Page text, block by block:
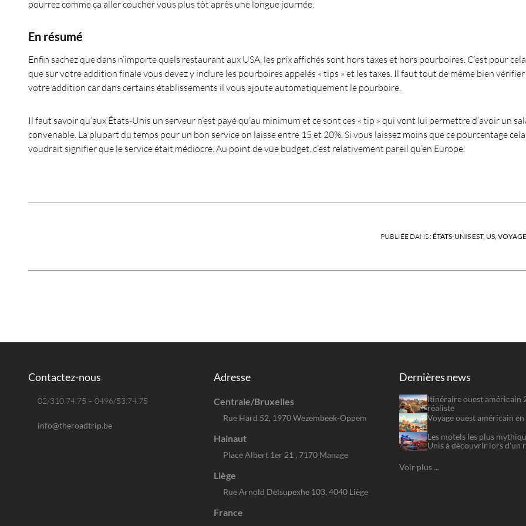
pourrez comme ça aller coucher vous plus tôt après une longue journée.
En résumé
Enfin sachez que dans n’importe quels restaurant aux USA, les prix affichés sont hors taxes et hors pourboires. C’est pour cela
que sur votre addition finale vous devez y inclure les pourboires appelés « tips » et les taxes. Il faut tout de même bien vérifier
votre addition car dans certains établissements il vous ajoute automatiquement le pourboire.
Il faut savoir qu’aux États-Unis un serveur n’est payé qu’au minimum et ce sont ces « tip » qui vont lui permettre d’avoir un
convenable. La plupart du temps pour un bon service on laisse entre 15 et 20%. Si vous laissez moins que ce pourcentage cela
voudrait signifier que le service était médiocre. Au point de vue budget, c’est relativement pareil qu’en Europe.
PUBLIÉE DANS : ÉTATS-UNIS EST US
Contactez-nous
02/310.74.75 – 0496/53.74.75
info@theroadtrip.be
Adresse
Centrale/Bruxelles
Rue Hard 52, 1970 Wezembeek-Oppem
Hainaut
Place Albert 1er 21 , 7170 Manage
Liège
Rue Arnold Delsupexhe 103, 4040 Liège
France
Dernières news
Itinéraire ouest américain
réaliste
Voyage ouest américain
Les motels les plus
Unis à découvrir lors d'un
Voir plus ...